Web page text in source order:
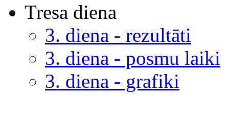
Tresa diena
3. diena - rezultāti
3. diena - posmu laiki
3. diena - grafiki